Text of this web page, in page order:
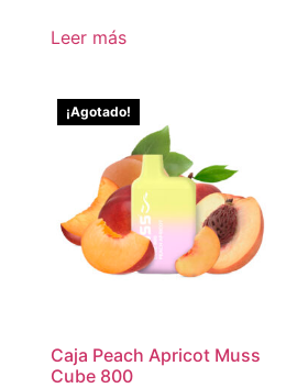
Leer más
¡Agotado!
Caja Peach Apricot Muss
Cube 800